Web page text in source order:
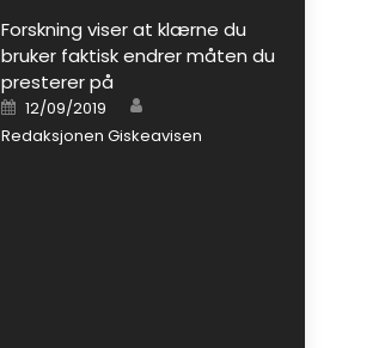
Forskning viser at klærne du
bruker faktisk endrer måten du
presterer på
Posted on
12/09/2019
Redaksjonen Giskeavisen